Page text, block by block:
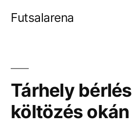
Futsalarena
Tárhely bérlés
költözés okán